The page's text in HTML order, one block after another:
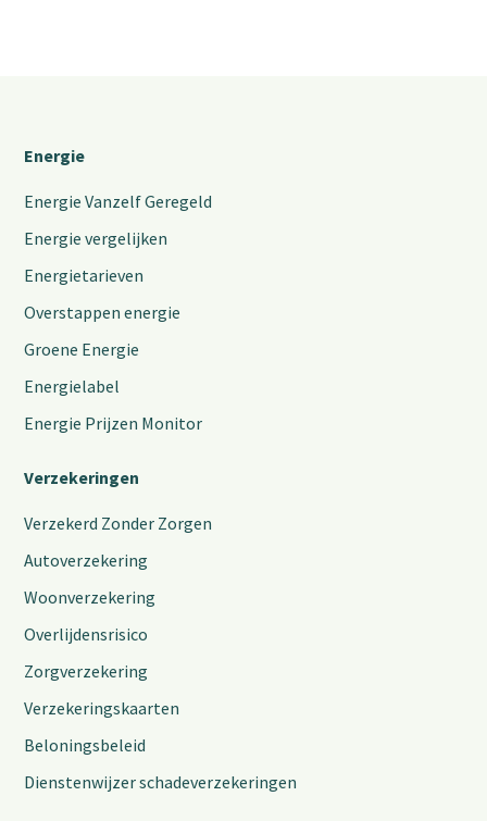
Energie
Energie Vanzelf Geregeld
Energie vergelijken
Energietarieven
Overstappen energie
Groene Energie
Energielabel
Energie Prijzen Monitor
Verzekeringen
Verzekerd Zonder Zorgen
Autoverzekering
Woonverzekering
Overlijdensrisico
Zorgverzekering
Verzekeringskaarten
Beloningsbeleid
Dienstenwijzer schadeverzekeringen